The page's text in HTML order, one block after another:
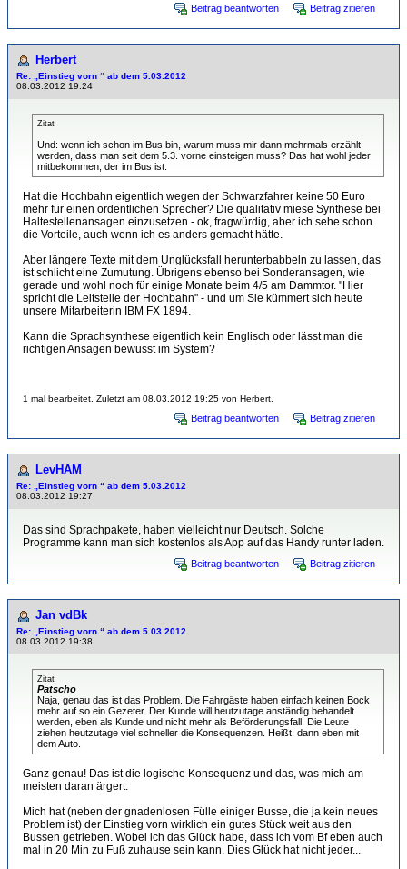
Beitrag beantworten Beitrag zitieren
Herbert
Re: „Einstieg vorn “ ab dem 5.03.2012
08.03.2012 19:24
Zitat
Und: wenn ich schon im Bus bin, warum muss mir dann mehrmals erzählt
werden, dass man seit dem 5.3. vorne einsteigen muss? Das hat wohl jeder
mitbekommen, der im Bus ist.
Hat die Hochbahn eigentlich wegen der Schwarzfahrer keine 50 Euro
mehr für einen ordentlichen Sprecher? Die qualitativ miese Synthese bei
Haltestellenansagen einzusetzen - ok, fragwürdig, aber ich sehe schon
die Vorteile, auch wenn ich es anders gemacht hätte.
Aber längere Texte mit dem Unglücksfall herunterbabbeln zu lassen, das
ist schlicht eine Zumutung. Übrigens ebenso bei Sonderansagen, wie
gerade und wohl noch für einige Monate beim 4/5 am Dammtor. "Hier
spricht die Leitstelle der Hochbahn" - und um Sie kümmert sich heute
unsere Mitarbeiterin IBM FX 1894.
Kann die Sprachsynthese eigentlich kein Englisch oder lässt man die
richtigen Ansagen bewusst im System?
1 mal bearbeitet. Zuletzt am 08.03.2012 19:25 von Herbert.
Beitrag beantworten Beitrag zitieren
LevHAM
Re: „Einstieg vorn “ ab dem 5.03.2012
08.03.2012 19:27
Das sind Sprachpakete, haben vielleicht nur Deutsch. Solche
Programme kann man sich kostenlos als App auf das Handy runter laden.
Beitrag beantworten Beitrag zitieren
Jan vdBk
Re: „Einstieg vorn “ ab dem 5.03.2012
08.03.2012 19:38
Zitat
Patscho
Naja, genau das ist das Problem. Die Fahrgäste haben einfach keinen Bock
mehr auf so ein Gezeter. Der Kunde will heutzutage anständig behandelt
werden, eben als Kunde und nicht mehr als Beförderungsfall. Die Leute
ziehen heutzutage viel schneller die Konsequenzen. Heißt: dann eben mit
dem Auto.
Ganz genau! Das ist die logische Konsequenz und das, was mich am
meisten daran ärgert.
Mich hat (neben der gnadenlosen Fülle einiger Busse, die ja kein neues
Problem ist) der Einstieg vorn wirklich ein gutes Stück weit aus den
Bussen getrieben. Wobei ich das Glück habe, dass ich vom Bf eben auch
mal in 20 Min zu Fuß zuhause sein kann. Dies Glück hat nicht jeder...